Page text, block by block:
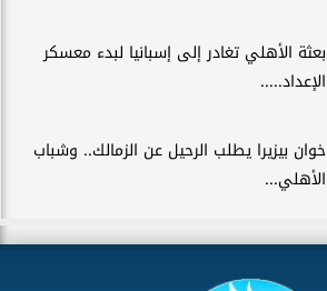
بعثة الأهلي تغادر إلى إسبانيا لبدء معسكر
الإعداد.....
خوان بيزيرا يطلب الرحيل عن الزمالك.. وشباب
الأهلي...